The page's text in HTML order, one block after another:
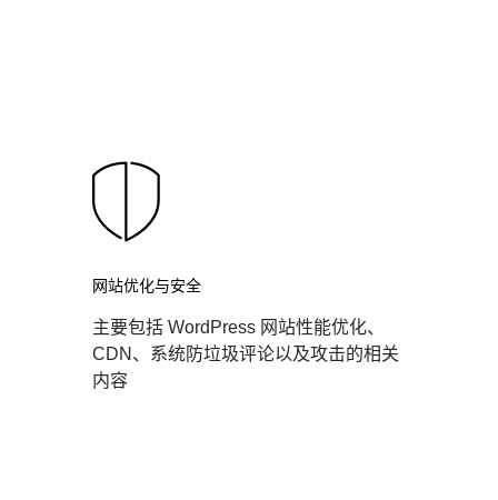
网站优化与安全
主要包括 WordPress 网站性能优化、
CDN、系统防垃圾评论以及攻击的相关
内容